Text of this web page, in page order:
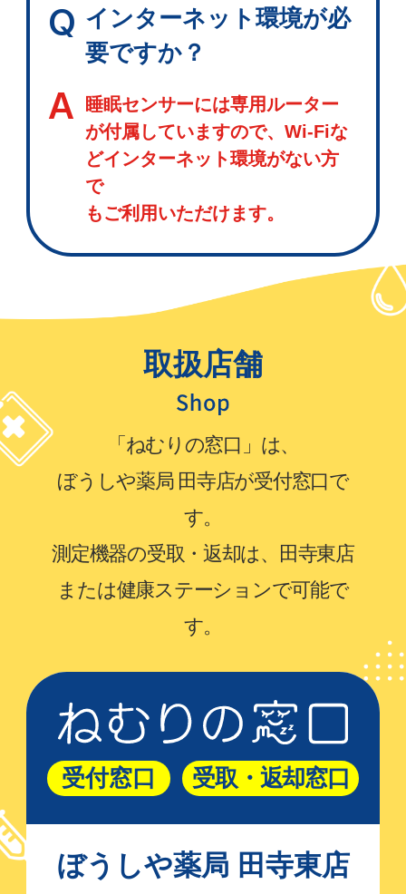
Q インターネット環境が必
要ですか？
A
睡眠センサーには専用ルーター
が付属していますので、Wi-Fiな
どインターネット環境がない方
で
もご利用いただけます。
取扱店舗
「ねむりの窓口」は、
ぼうしや薬局 田寺店が受付窓口で
す。
測定機器の受取・返却は、田寺東店
または健康ステーションで可能で
す。
受付窓口 受取・返却窓口
ぼうしや薬局 田寺東店